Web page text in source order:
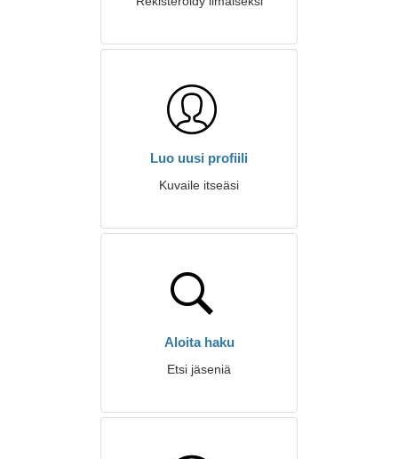
Luo uusi profiili
Kuvaile itseäsi
Aloita haku
Etsi jäseniä